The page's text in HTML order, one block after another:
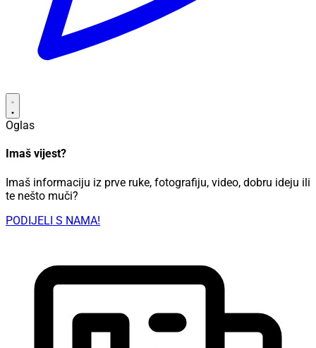
Oglas
Imaš vijest?
Imaš informaciju iz prve ruke, fotografiju, video, dobru ideju ili
te nešto muči?
PODIJELI S NAMA!